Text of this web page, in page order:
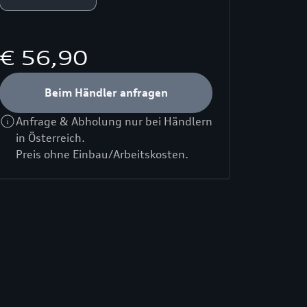
€ 56,90
Beim Händler anfragen
Anfrage & Abholung nur bei Händlern
in Österreich.
Preis ohne Einbau/Arbeitskosten.